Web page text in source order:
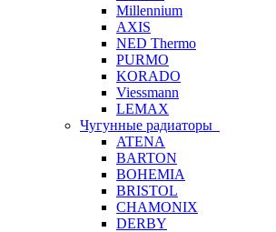
Millennium
AXIS
NED Thermo
PURMO
KORADO
Viessmann
LEMAX
Чугунные радиаторы
ATENA
BARTON
BOHEMIA
BRISTOL
CHAMONIX
DERBY